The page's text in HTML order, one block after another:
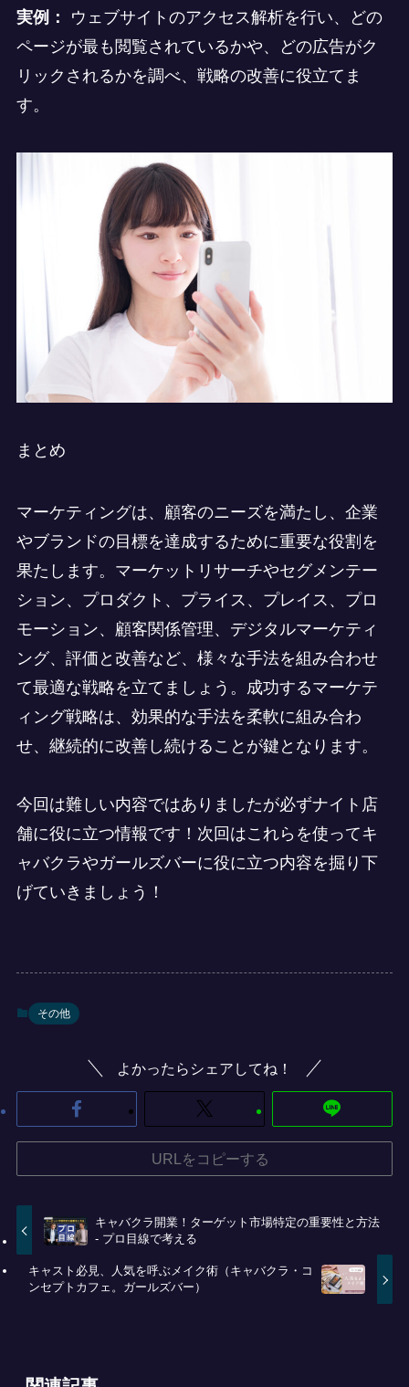
実例：
ウェブサイトのアクセス解析を行い、どの
ページが最も閲覧されているかや、どの広告がク
リックされるかを調べ、戦略の改善に役立てま
す。
まとめ
マーケティングは、顧客のニーズを満たし、企業
やブランドの目標を達成するために重要な役割を
果たします。マーケットリサーチやセグメンテー
ション、プロダクト、プライス、プレイス、プロ
モーション、顧客関係管理、デジタルマーケティ
ング、評価と改善など、様々な手法を組み合わせ
て最適な戦略を立てましょう。成功するマーケテ
ィング戦略は、効果的な手法を柔軟に組み合わ
せ、継続的に改善し続けることが鍵となります。
今回は難しい内容ではありましたが必ずナイト店
舗に役に立つ情報です！次回はこれらを使ってキ
ャバクラやガールズバーに役に立つ内容を掘り下
げていきましょう！
その他
よかったらシェアしてね！
URLをコピーする
キャバクラ開業！ターゲット市場特定の重要性と方法
- プロ目線で考える
キャスト必見、人気を呼ぶメイク術（キャバクラ・コ
ンセプトカフェ。ガールズバー）